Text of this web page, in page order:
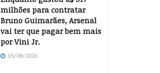
milhões para contratar
Bruno Guimarães, Arsenal
vai ter que pagar bem mais
por Vini Jr.
05/08/2026